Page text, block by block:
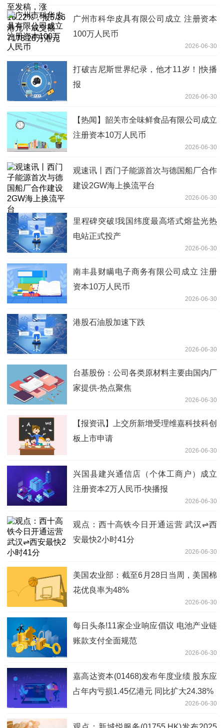
广州市科华皮具有限公司成立 注册资本
100万人民币
2026-06-30
打破吉尼斯世界纪录，他才11岁！|快播
报
2026-06-30
【热闻】韶关市全味鲜食品有限公司成立
注册资本10万人民币
2026-06-30
观速讯丨西门子能源首次与德国船厂合作
建设2GW海上换流平台
2026-06-30
里程碑突破!我国纬度最高塔式熔盐光热
电站正式投产
2026-06-30
南丰县财瞒电子商务有限公司成立 注册
资本10万人民币
2026-06-30
港股石油股加速下跌
2026-06-30
台基股份：公司各类原材料主要由国内厂
家提供-热点聚焦
2026-06-30
【报资讯】上交所新增受理维嘉科技科创
板上市申请
2026-06-30
兴国县建兴通信店（个体工商户）成立
注册资本2万人民币-快播报
2026-06-30
观点：西十高铁今日开通运营 武汉⇌西
安最快2小时41分
2026-06-30
美国农业部：截至6月28日当周，美国棉
花优良率为48%
2026-06-30
每日头条!11家企业响应倡议 电池产业链
账款支付全面规范
2026-06-30
嘉高达资本(01468)发布年度业绩 股东应
占年内亏损1.45亿港元 同比扩大24.38%
2026-06-30